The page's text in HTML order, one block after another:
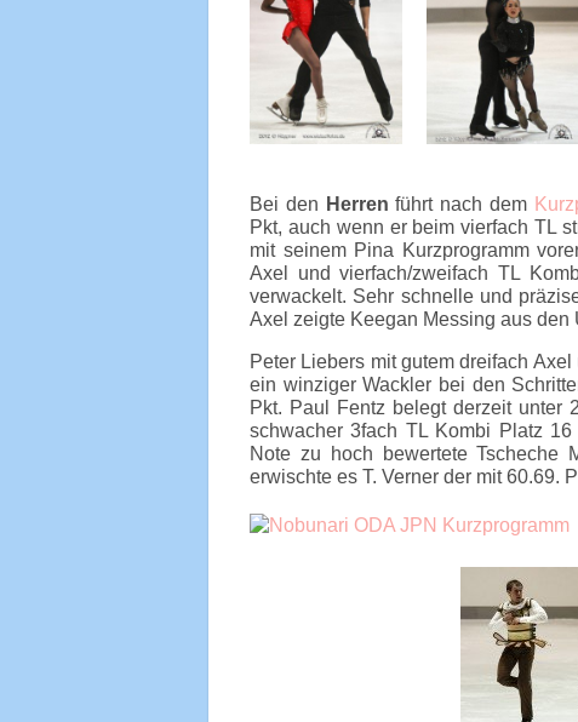
Bei den Herren führt nach dem
Pkt, auch wenn er beim vierfach TL
mit seinem Pina Kurzprogramm
Axel und vierfach/zweifach TL
verwackelt. Sehr schnelle und
Axel zeigte Keegan Messing aus den
Peter Liebers mit gutem dreifach
ein winziger Wackler bei den
Pkt. Paul Fentz belegt derzeit unter
schwacher 3fach TL Kombi Platz
Note zu hoch bewertete
erwischte es T. Verner der mit 60.69.